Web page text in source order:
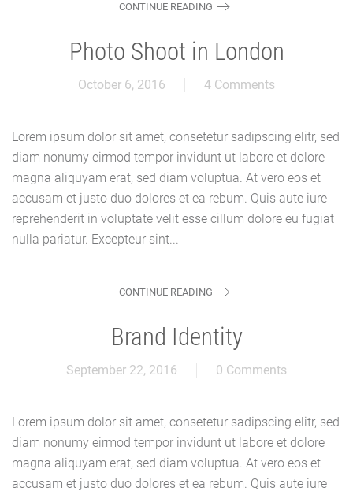
CONTINUE READING
Photo Shoot in London
October 6, 2016 4 Comments
Lorem ipsum dolor sit amet, consetetur sadipscing elitr, sed
diam nonumy eirmod tempor invidunt ut labore et dolore
magna aliquyam erat, sed diam voluptua. At vero eos et
accusam et justo duo dolores et ea rebum. Quis aute iure
reprehenderit in voluptate velit esse cillum dolore eu fugiat
nulla pariatur. Excepteur sint...
CONTINUE READING
Brand Identity
September 22, 2016 0 Comments
Lorem ipsum dolor sit amet, consetetur sadipscing elitr, sed
diam nonumy eirmod tempor invidunt ut labore et dolore
magna aliquyam erat, sed diam voluptua. At vero eos et
accusam et justo duo dolores et ea rebum. Quis aute iure